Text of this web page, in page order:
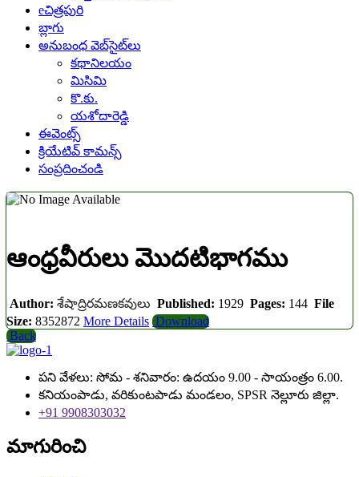
eచిత్రపురి
బ్లాగు
అనుబంధ వెబ్‌సైట్‌లు
కథానిలయం
మిసిమి
కొ.కు.
యశోదారెడ్డి
ఈవెంట్స్
క్రియేటివ్ కామన్స్
సంప్రదించండి
ఆంధ్రవీరులు మొదటిభాగము
Author: శేషాద్రిరమణకవులు Published: 1929 Pages: 144 File
Size: 8352872 More Details Download
Back
పని వేళలు: సోమ - శనివారం: ఉదయం 9.00 - సాయంత్రం 6.00.
కనియంపాడు, వరికుంటపాడు మండలం, SPSR నెల్లూరు జిల్లా.
+91 9908303032
మాగురించి